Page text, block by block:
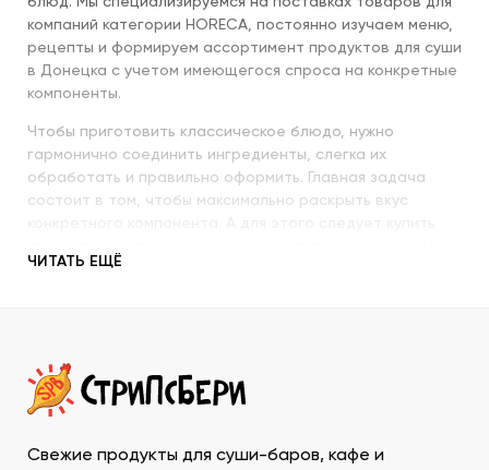
компаний категории HORECA, постоянно изучаем меню,
рецепты и формируем ассортимент продуктов для суши
в Донецка с учетом имеющегося спроса на конкретные
компоненты.
Чтобы приготовить классическое блюдо, нужно
гармонично соединить ингредиенты, слегка их
обработать и правильно оформить. Главная задача
состоит в том, чтобы максимально раскрыть вкус
их со знанием всех секретов.
происхождение и свежесть каждого продукта, условия
транспортировки и хранения, дальнейшего
ДНР у нас – значит, получить качественную продукцию
ЧИТАТЬ ЕЩЁ
Свежие продукты для суши-баров, кафе и